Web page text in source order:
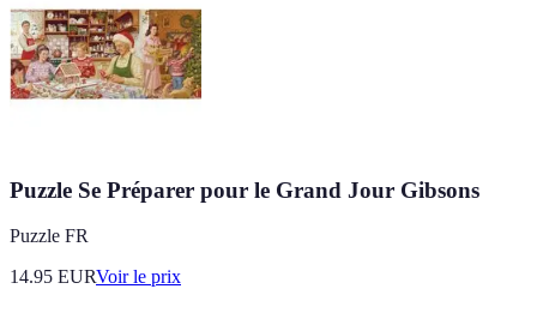
Puzzle Se Préparer pour le Grand Jour Gibsons
Puzzle FR
14.95 EURVoir le prix